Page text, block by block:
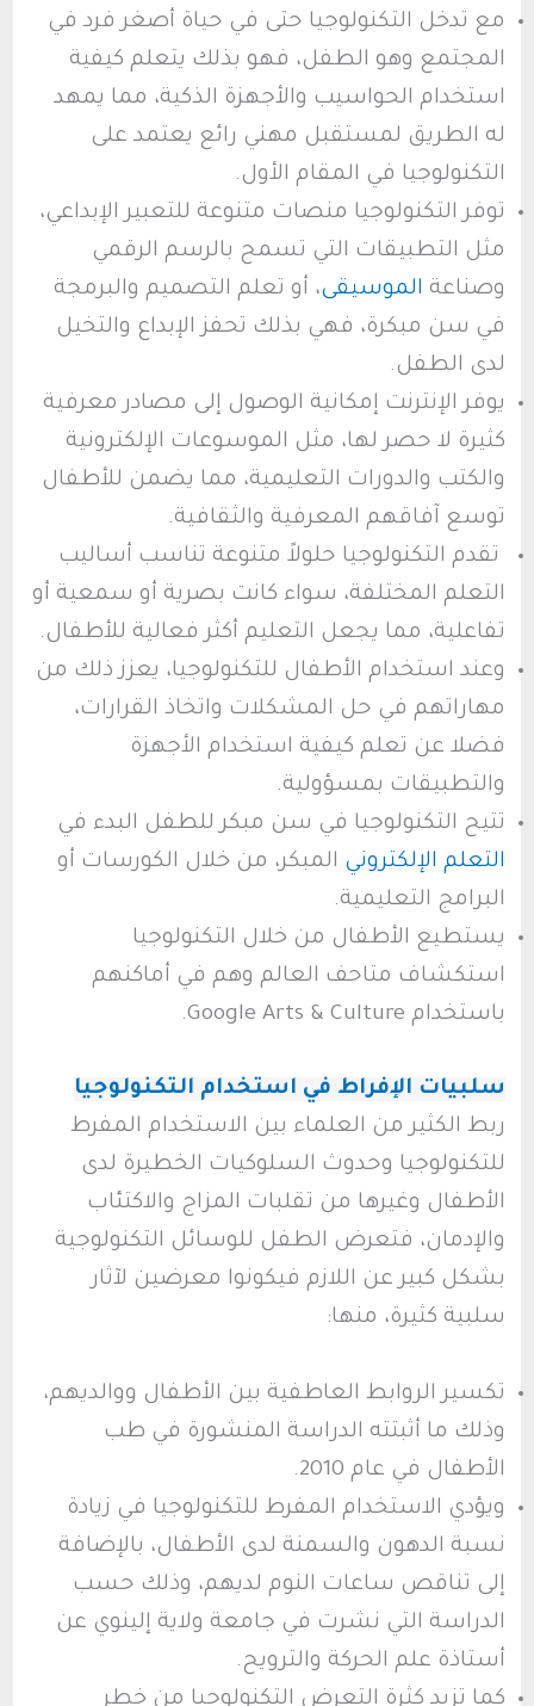
مع تدخل التكنولوجيا حتى في حياة أصغر فرد في
المجتمع وهو الطفل، فهو بذلك يتعلم كيفية
استخدام الحواسيب والأجهزة الذكية، مما يمهد
له الطريق لمستقبل مهني رائع يعتمد على
التكنولوجيا في المقام الأول.
توفر التكنولوجيا منصات متنوعة للتعبير الإبداعي،
مثل التطبيقات التي تسمح بالرسم الرقمي
وصناعة الموسيقى، أو تعلم التصميم والبرمجة
في سن مبكرة، فهي بذلك تحفز الإبداع والتخيل
لدى الطفل.
يوفر الإنترنت إمكانية الوصول إلى مصادر معرفية
كثيرة لا حصر لها، مثل الموسوعات الإلكترونية
والكتب والدورات التعليمية، مما يضمن للأطفال
توسع آفاقهم المعرفية والثقافية.
تقدم التكنولوجيا حلولاً متنوعة تناسب أساليب
التعلم المختلفة، سواء كانت بصرية أو سمعية أو
تفاعلية، مما يجعل التعليم أكثر فعالية للأطفال.
وعند استخدام الأطفال للتكنولوجيا، يعزز ذلك من
مهاراتهم في حل المشكلات واتخاذ القرارات،
فضلا عن تعلم كيفية استخدام الأجهزة
والتطبيقات بمسؤولية.
تتيح التكنولوجيا في سن مبكر للطفل البدء في
التعلم الإلكتروني المبكر، من خلال الكورسات أو
البرامج التعليمية.
يستطيع الأطفال من خلال التكنولوجيا
استكشاف متاحف العالم وهم في أماكنهم
باستخدام Google Arts & Culture.
سلبيات الإفراط في استخدام التكنولوجيا
ربط الكثير من العلماء بين الاستخدام المفرط
للتكنولوجيا وحدوث السلوكيات الخطيرة لدى
الأطفال وغيرها من تقلبات المزاج والاكتئاب
والإدمان، فتعرض الطفل للوسائل التكنولوجية
بشكل كبير عن اللازم فيكونوا معرضين لآثار
سلبية كثيرة، منها:
تكسير الروابط العاطفية بين الأطفال ووالديهم،
وذلك ما أثبتته الدراسة المنشورة في طب
الأطفال في عام 2010.
ويؤدي الاستخدام المفرط للتكنولوجيا في زيادة
نسبة الدهون والسمنة لدى الأطفال، بالإضافة
إلى تناقص ساعات النوم لديهم، وذلك حسب
الدراسة التي نشرت في جامعة ولاية إلينوي عن
أستاذة علم الحركة والترويح.
كما تزيد كثرة التعرض التكنولوجيا من خطر